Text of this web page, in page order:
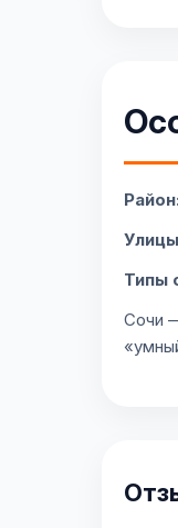
Район:
Типы
Сочи